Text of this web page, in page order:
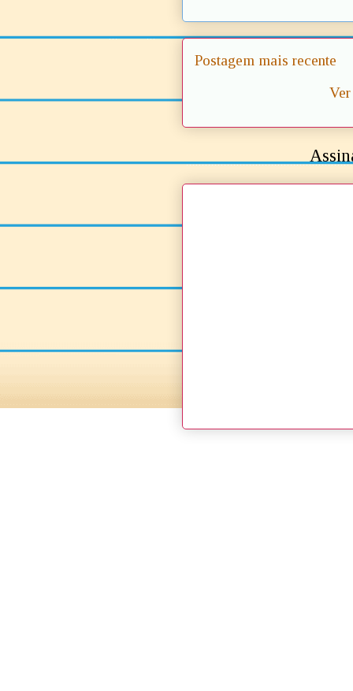
Postagem mais recente